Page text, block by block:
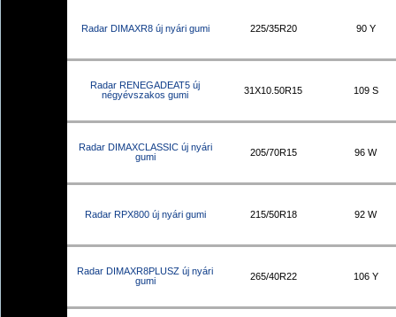
Radar DIMAXR8 új nyári gumi 225/35R20 90 Y
Radar RENEGADEAT5 új
négyévszakos gumi
31X10.50R15 109 S
Radar DIMAXCLASSIC új nyári
gumi
205/70R15 96 W
Radar RPX800 új nyári gumi 215/50R18 92 W
Radar DIMAXR8PLUSZ új nyári
gumi
265/40R22 106 Y